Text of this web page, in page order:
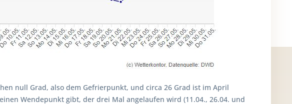
null Grad, also dem Gefrierpunkt, und circa 26 Grad ist im April
Wendepunkt gibt, der drei Mal angelaufen wird (11.04., 26.04. und